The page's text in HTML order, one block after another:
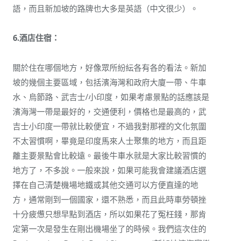
語，而且新加坡的路牌也大多是英語（中文很少）。
6.酒店住宿：
關於住在哪個地方，好像眾所紛紜各有各的看法。新加
坡的幾個主要區域，包括濱海灣和政府大廈一帶、牛車
水、烏節路、武吉士/小印度，如果考慮景點的話應該是
濱海灣一帶是最好的，交通便利，價格也是最高的，武
吉士小印度一帶就比較便宜，不過我對那裡的文化氛圍
不太習慣啊，畢竟是印度馬來人士聚集的地方，而且距
離主要景點會比較遠。最後牛車水就是大家比較習慣的
地方了，不多說。一般來說，如果可能我會建議酒店選
擇在自己清楚機場地鐵或其他交通可以方便直達的地
方，通常剛到一個國家，還不熟悉，而且此時車勞頓挫
十分疲憊只想早點到酒店，所以如果花了冤枉錢，那肯
定第一次是發生在剛出機場坐了的時候。我們這次住的